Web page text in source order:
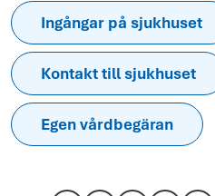
Ingångar på sjukhuset
Kontakt till sjukhuset
Egen vårdbegäran